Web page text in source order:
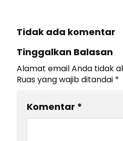
Tidak ada komentar
Tinggalkan Balasan
Alamat email Anda tidak
Ruas yang wajib ditandai *
Komentar *